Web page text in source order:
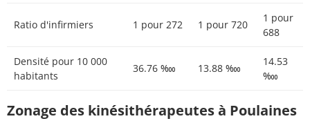
Ratio d'infirmiers 1 pour 272 1 pour 720
1 pour
688
Densité pour 10 000
habitants
36.76 ‱ 13.88 ‱
14.53
‱
Zonage des kinésithérapeutes à Poulaines